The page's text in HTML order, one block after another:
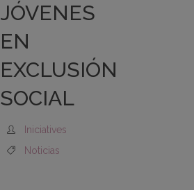
JÓVENES
EN
EXCLUSIÓN
SOCIAL
Iniciatives
Noticias